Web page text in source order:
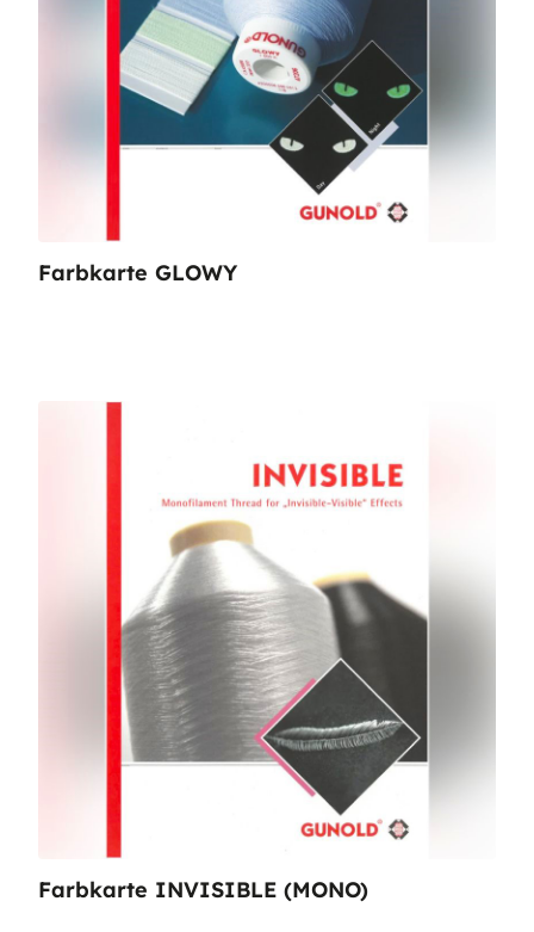
Farbkarte GLOWY
Farbkarte INVISIBLE (MONO)